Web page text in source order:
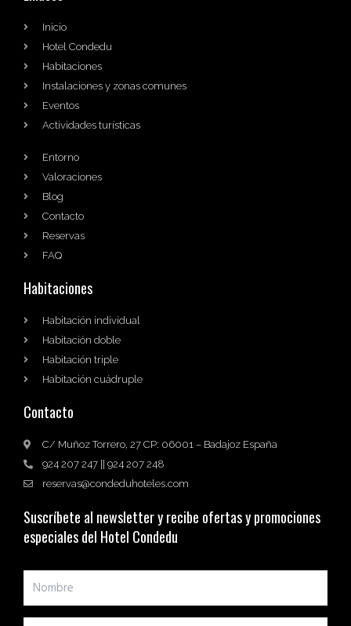
Inicio
Hotel Condedu
Habitaciones
Instalaciones y zonas comunes
Eventos
Actividades turísticas
Entorno
Valoraciones
Blog
Contacto
Reservas
FAQ
Habitaciones
Habitación individual
Habitación doble
Habitación triple
Habitación cuádruple
Contacto
C/ Muñoz Torrero, 27 CP: 06001 – Badajoz España
924 207 247 || 924 207 248
reservas@condeduhoteles.com
Suscríbete al newsletter y recibe ofertas y promociones
especiales del Hotel Condedu